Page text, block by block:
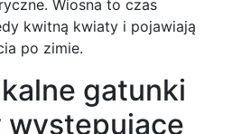
Wiosna to czas
kwitną kwiaty i pojawiają
po zimie.
gatunki
występujące